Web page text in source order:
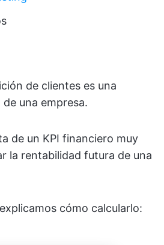
de clientes es una
una empresa.
de un KPI financiero muy
la rentabilidad futura de una
cómo calcularlo: